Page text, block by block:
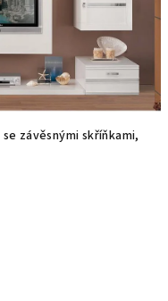
se závěsnými skříňkami,